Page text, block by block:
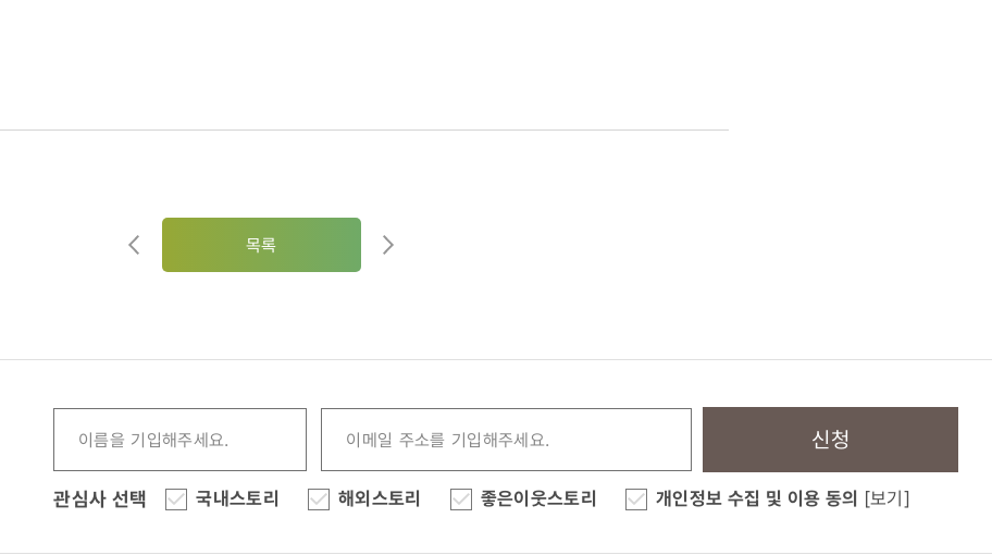
목록
신청
관심사 선택 국내스토리 해외스토리 좋은이웃스토리 개인정보 수집 및 이용 동의 [보기]